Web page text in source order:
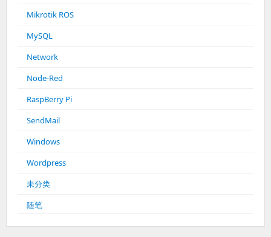
Mikrotik ROS
MySQL
Network
Node-Red
RaspBerry Pi
SendMail
Windows
Wordpress
未分类
随笔